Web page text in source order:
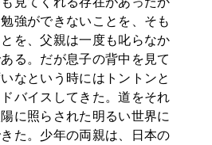
強ができないことを、そも
を、父親は一度も叱らなか
る。だが息子の背中を見て
なという時にはトントンと
バイスしてきた。道をそれ
に照らされた明るい世界に
た。少年の両親は、日本の